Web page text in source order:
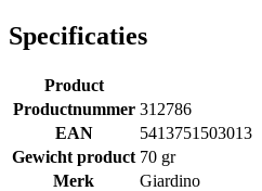
Specificaties
Product
Productnummer 312786
EAN
5413751503013
Gewicht product 70 gr
Merk
Giardino